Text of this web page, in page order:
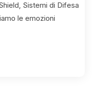
Sistemi di Difesa
le emozioni